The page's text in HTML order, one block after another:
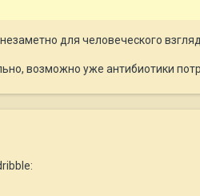
для человеческого
возможно уже антибиотики